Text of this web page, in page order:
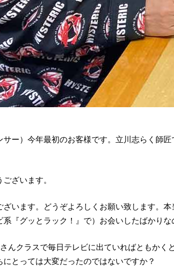
サー）今年最初のお客様です。立川志らく師
ざいます。
ざいます。どうぞよろしくお願い致します。
系『グッとラック！』で）お会いしたばかりな
んクラスで毎日テレビに出ていればともかく
とっては大変だったのではないですか？